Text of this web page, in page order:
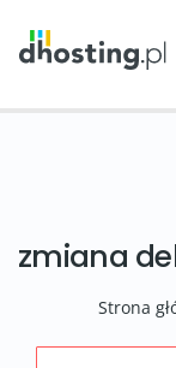
zmiana
Strona